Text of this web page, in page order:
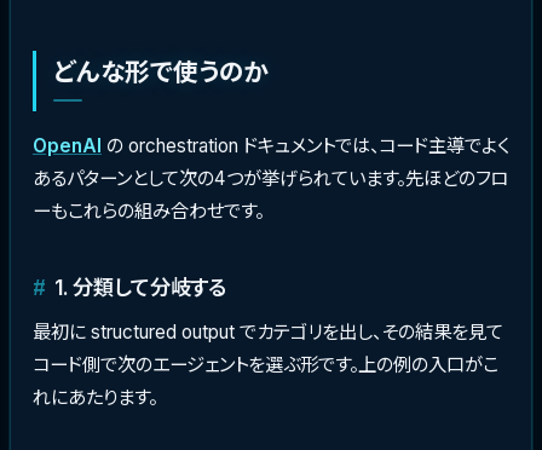
どんな形で使うのか
OpenAI の orchestration ドキュメントでは、コード主導でよく
あるパターンとして次の4つが挙げられています。先ほどのフロ
ーもこれらの組み合わせです。
1. 分類して分岐する
最初に structured output でカテゴリを出し、その結果を見て
コード側で次のエージェントを選ぶ形です。上の例の入口がこ
れにあたります。